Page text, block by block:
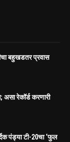
बहुखडतर प्रवास
असा रेकॉर्ड करणारी
पंड्या टी-20चा ‘फुल